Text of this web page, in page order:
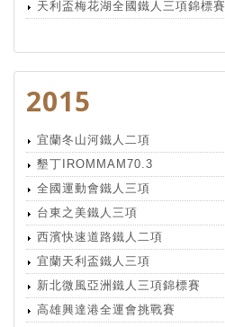
天利盃梅花湖全國鐵人三項錦標賽
2015
宜蘭冬山河鐵人二項
墾丁IROMMAM70.3
全國運動會鐵人三項
台東之美鐵人三項
西濱快速道路鐵人二項
宜蘭天利盃鐵人三項
新北微風亞洲鐵人三項錦標賽
高雄興達港全運會挑戰賽